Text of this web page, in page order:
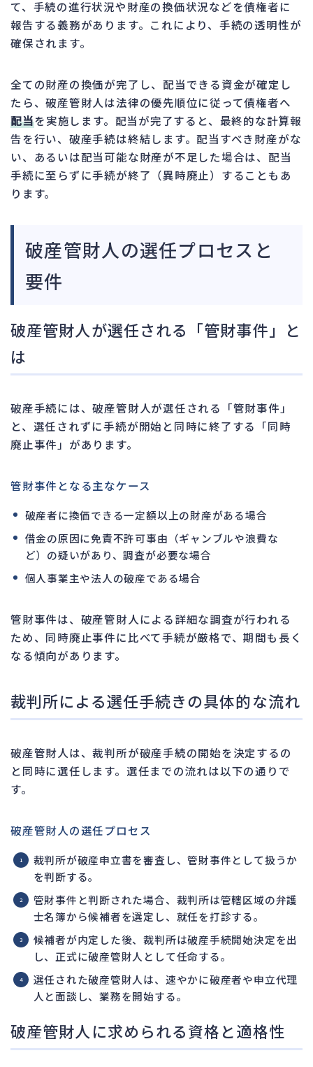
て、手続の進行状況や財産の換価状況などを債権者に
報告する義務があります。これにより、手続の透明性が
確保されます。
全ての財産の換価が完了し、配当できる資金が確定し
たら、破産管財人は法律の優先順位に従って債権者へ
配当を実施します。配当が完了すると、最終的な計算報
告を行い、破産手続は終結します。配当すべき財産がな
い、あるいは配当可能な財産が不足した場合は、配当
手続に至らずに手続が終了（異時廃止）することもあ
ります。
破産管財人の選任プロセスと
要件
破産管財人が選任される「管財事件」と
は
破産手続には、破産管財人が選任される「管財事件」
と、選任されずに手続が開始と同時に終了する「同時
廃止事件」があります。
管財事件となる主なケース
破産者に換価できる一定額以上の財産がある場合
借金の原因に免責不許可事由（ギャンブルや浪費な
ど）の疑いがあり、調査が必要な場合
個人事業主や法人の破産である場合
管財事件は、破産管財人による詳細な調査が行われる
ため、同時廃止事件に比べて手続が厳格で、期間も長く
なる傾向があります。
裁判所による選任手続きの具体的な流れ
破産管財人は、裁判所が破産手続の開始を決定するの
と同時に選任します。選任までの流れは以下の通りで
す。
破産管財人の選任プロセス
裁判所が破産申立書を審査し、管財事件として扱うか
を判断する。
管財事件と判断された場合、裁判所は管轄区域の弁護
士名簿から候補者を選定し、就任を打診する。
候補者が内定した後、裁判所は破産手続開始決定を出
し、正式に破産管財人として任命する。
選任された破産管財人は、速やかに破産者や申立代理
人と面談し、業務を開始する。
破産管財人に求められる資格と適格性